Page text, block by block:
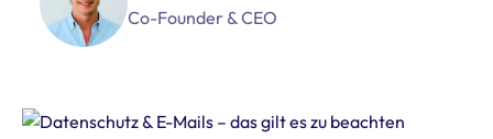
Co-Founder & CEO